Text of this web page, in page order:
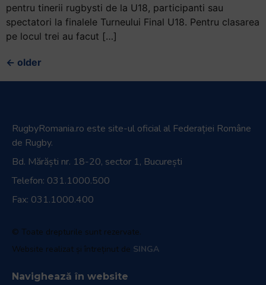
pentru tinerii rugbysti de la U18, participanti sau
spectatori la finalele Turneului Final U18. Pentru clasarea
pe locul trei au facut […]
← older
RugbyRomania.ro este site-ul oficial al Federației Române
de Rugby.
Bd. Mărăști nr. 18-20, sector 1, București
Telefon: 031.1000.500
Fax: 031.1000.400
© Toate drepturile sunt rezervate.
Website realizat și întreținut de SINGA
Navighează în website